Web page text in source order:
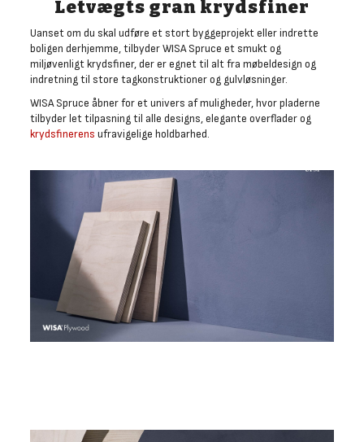
Letvægts gran krydsfiner
Uanset om du skal udføre et stort byggeprojekt eller indrette
boligen derhjemme, tilbyder WISA Spruce et smukt og
miljøvenligt krydsfiner, der er egnet til alt fra møbeldesign og
indretning til store tagkonstruktioner og gulvløsninger.
WISA Spruce åbner for et univers af muligheder, hvor pladerne
tilbyder let tilpasning til alle designs, elegante overflader og
krydsfinerens ufravigelige holdbarhed.